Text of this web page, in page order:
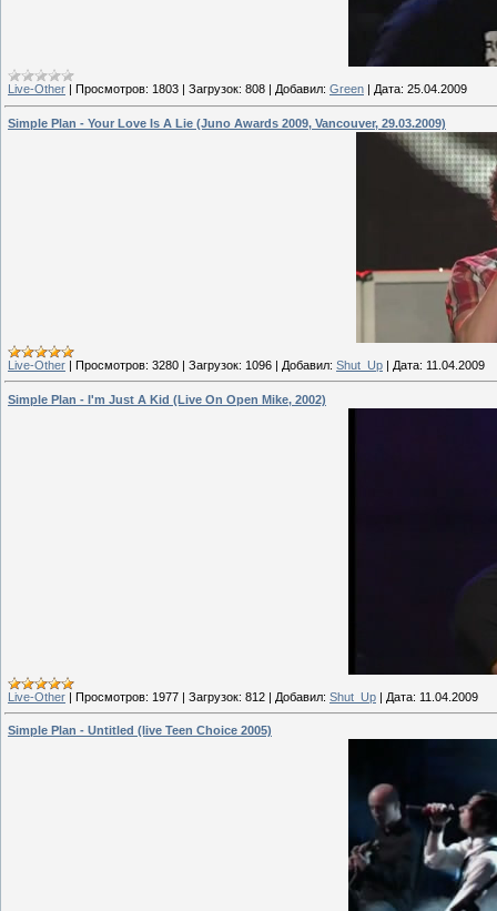
Live-Other Просмотров: 1803 Загрузок: 808 Добавил: Green Дата: 25.04.2009
Simple Plan - Your Love Is A Lie (Juno Awards 2009, Vancouver, 29.03.2009)
Live-Other | Просмотров: 3280 | Загрузок: 1096 | Добавил: Shut_Up | Дата: 11.04.2009
Simple Plan - I'm Just A Kid (Live On Open Mike, 2002)
Live-Other | Просмотров: 1977 | Загрузок: 812 | Добавил: Shut_Up | Дата: 11.04.2009
Simple Plan - Untitled (live Teen Choice 2005)